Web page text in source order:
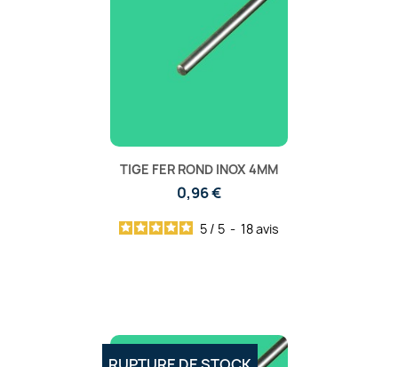
TIGE FER ROND INOX 4MM
0,96 €
5 / 5 - 18avis